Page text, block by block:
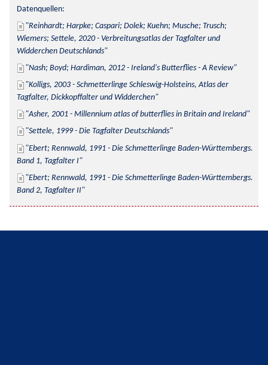
Datenquellen:
Reinhardt; Harpke; Caspari; Dolek; Kuehn; Musche; Trusch;
Wiemers; Settele, 2020 - Verbreitungsatlas der Tagfalter und
Widderchen Deutschlands
Nash; Boyd; Hardiman, 2012 - Ireland's Butterflies - A Review
Kolligs, 2003 - Schmetterlinge Schleswig-Holsteins, Atlas der
Tagfalter, Dickkopffalter und Widderchen
Asher, 2001 - Millennium atlas of butterflies in Britain and Ireland
Settele, 1999 - Die Tagfalter Deutschlands
Ebert; Rennwald, 1991 - Die Schmetterlinge Baden-Württembergs.
Band 1, Tagfalter I
Ebert; Rennwald, 1991 - Die Schmetterlinge Baden-Württembergs.
Band 2, Tagfalter II